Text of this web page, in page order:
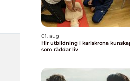
01. aug
Hlr utbildning i karlskrona kunskap
som räddar liv